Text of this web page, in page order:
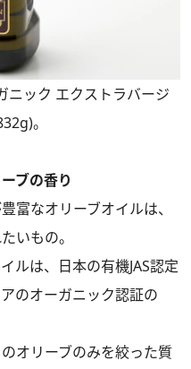
ニック エクストラバージ
。
ブの香り
富なオリーブオイルは、
いもの。
ルは、日本の有機JAS認定
のオーガニック認証の
オリーブのみを絞った質